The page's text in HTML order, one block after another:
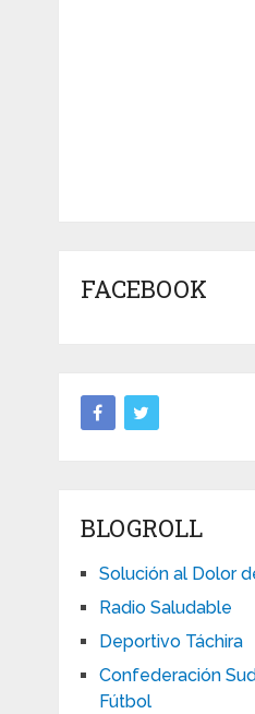
FACEBOOK
BLOGROLL
Solución al Dolor
Radio Saludable
Deportivo Táchira
Confederación
Fútbol